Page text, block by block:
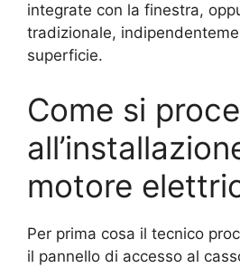
integrate con la finestra,
tradizionale,
superficie.
Come si
motore
Per prima cosa il tecnico
il pannello di accesso al